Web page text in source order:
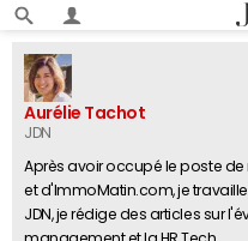
Aurélie Tachot
JDN
Après avoir occupé le poste de
et d'ImmoMatin.com, je
JDN, je rédige des articles sur